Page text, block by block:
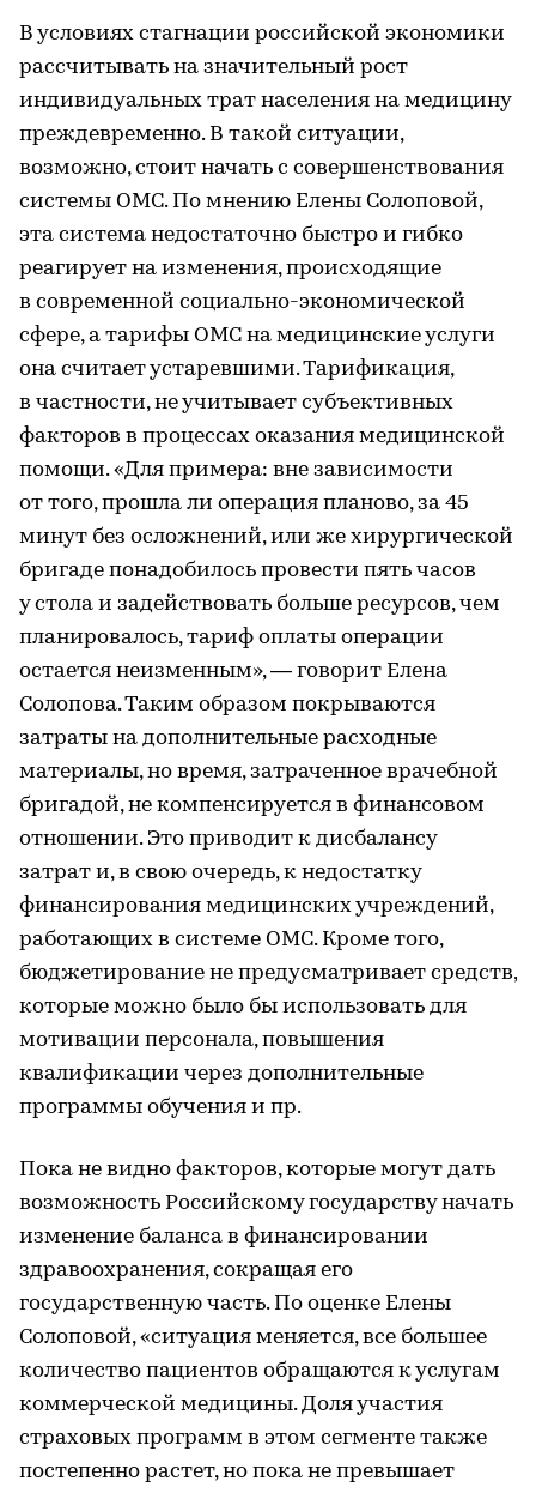
В условиях стагнации российской экономики
рассчитывать на значительный рост
индивидуальных трат населения на медицину
преждевременно. В такой ситуации,
возможно, стоит начать с совершенствования
системы ОМС. По мнению Елены Солоповой,
эта система недостаточно быстро и гибко
реагирует на изменения, происходящие
в современной социально-экономической
сфере, а тарифы ОМС на медицинские услуги
она считает устаревшими. Тарификация,
в частности, не учитывает субъективных
факторов в процессах оказания медицинской
помощи. «Для примера: вне зависимости
от того, прошла ли операция планово, за 45
минут без осложнений, или же хирургической
бригаде понадобилось провести пять часов
у стола и задействовать больше ресурсов, чем
планировалось, тариф оплаты операции
остается неизменным», — говорит Елена
Солопова. Таким образом покрываются
затраты на дополнительные расходные
материалы, но время, затраченное врачебной
бригадой, не компенсируется в финансовом
отношении. Это приводит к дисбалансу
затрат и, в свою очередь, к недостатку
финансирования медицинских учреждений,
работающих в системе ОМС. Кроме того,
бюджетирование не предусматривает средств,
которые можно было бы использовать для
мотивации персонала, повышения
квалификации через дополнительные
программы обучения и пр.
Пока не видно факторов, которые могут дать
возможность Российскому государству начать
изменение баланса в финансировании
здравоохранения, сокращая его
государственную часть. По оценке Елены
Солоповой, «ситуация меняется, все большее
количество пациентов обращаются к услугам
коммерческой медицины. Доля участия
страховых программ в этом сегменте также
постепенно растет, но пока не превышает